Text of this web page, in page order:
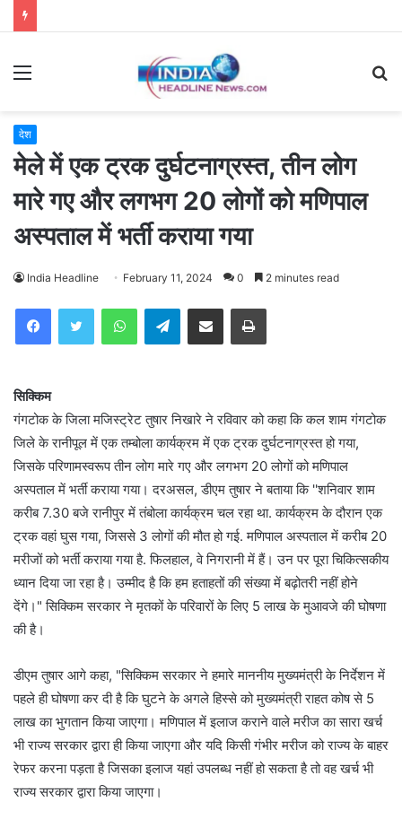
Menu
देश
मेले में एक ट्रक दुर्घटनाग्रस्त, तीन लोग
मारे गए और लगभग 20 लोगों को मणिपाल
अस्पताल में भर्ती कराया गया
India Headline February 11, 2024 0 2 minutes read
WhatsAppTelegramShare via Email Print
सिक्किम
गंगटोक के जिला मजिस्ट्रेट तुषार निखारे ने रविवार को कहा कि कल शाम गंगटोक
जिले के रानीपूल में एक तम्बोला कार्यक्रम में एक ट्रक दुर्घटनाग्रस्त हो गया,
जिसके परिणामस्वरूप तीन लोग मारे गए और लगभग 20 लोगों को मणिपाल
अस्पताल में भर्ती कराया गया। दरअसल, डीएम तुषार ने बताया कि ''शनिवार शाम
करीब 7.30 बजे रानीपुर में तंबोला कार्यक्रम चल रहा था. कार्यक्रम के दौरान एक
ट्रक वहां घुस गया, जिससे 3 लोगों की मौत हो गई. मणिपाल अस्पताल में करीब 20
मरीजों को भर्ती कराया गया है. फिलहाल, वे निगरानी में हैं। उन पर पूरा चिकित्सकीय
ध्यान दिया जा रहा है। उम्मीद है कि हम हताहतों की संख्या में बढ़ोतरी नहीं होने
देंगे।" सिक्किम सरकार ने मृतकों के परिवारों के लिए 5 लाख के मुआवजे की घोषणा
की है।
डीएम तुषार आगे कहा, "सिक्किम सरकार ने हमारे माननीय मुख्यमंत्री के निर्देशन में
पहले ही घोषणा कर दी है कि घुटने के अगले हिस्से को मुख्यमंत्री राहत कोष से 5
लाख का भुगतान किया जाएगा। मणिपाल में इलाज कराने वाले मरीज का सारा खर्च
भी राज्य सरकार द्वारा ही किया जाएगा और यदि किसी गंभीर मरीज को राज्य के बाहर
रेफर करना पड़ता है जिसका इलाज यहां उपलब्ध नहीं हो सकता है तो वह खर्च भी
राज्य सरकार द्वारा किया जाएगा।